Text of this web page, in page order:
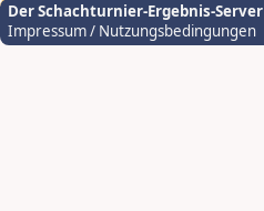
Der Schachturnier-Ergebnis-Server
Impressum / Nutzungsbedingungen